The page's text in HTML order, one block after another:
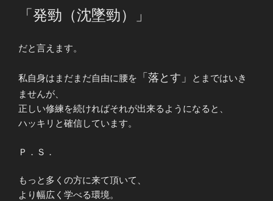
「発勁（沈墜勁）」
だと言えます。
私自身はまだまだ自由に腰を 「落とす」
とまではいき
ませんが、
正しい修練を続ければそれが出来るようになると、
ハッキリと確信しています。
Ｐ．Ｓ．
もっと多くの方に来て頂いて、
より幅広く学べる環境。